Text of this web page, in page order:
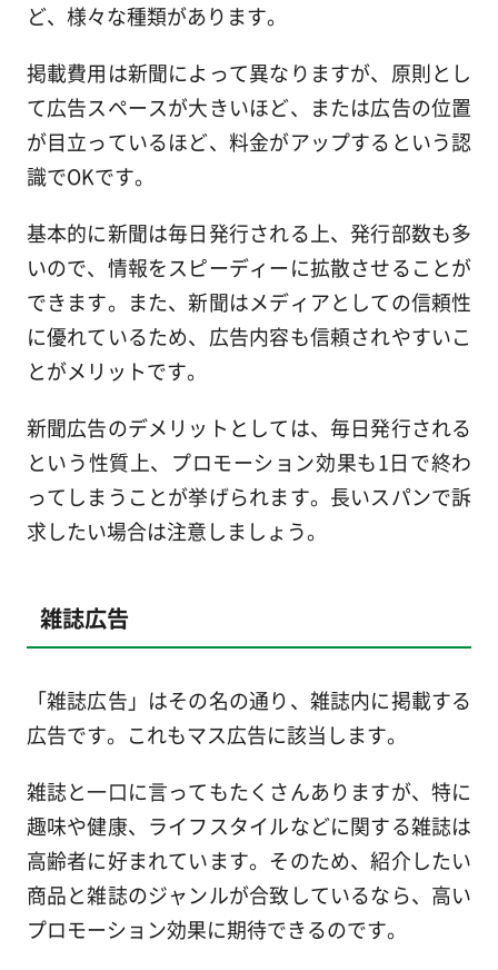
ど、様々な種類があります。
掲載費用は新聞によって異なりますが、原則とし
て広告スペースが大きいほど、または広告の位置
が目立っているほど、料金がアップするという認
識でOKです。
基本的に新聞は毎日発行される上、発行部数も多
いので、情報をスピーディーに拡散させることが
できます。また、新聞はメディアとしての信頼性
に優れているため、広告内容も信頼されやすいこ
とがメリットです。
新聞広告のデメリットとしては、毎日発行される
という性質上、プロモーション効果も1日で終わ
ってしまうことが挙げられます。長いスパンで訴
求したい場合は注意しましょう。
雑誌広告
「雑誌広告」はその名の通り、雑誌内に掲載する
広告です。これもマス広告に該当します。
雑誌と一口に言ってもたくさんありますが、特に
趣味や健康、ライフスタイルなどに関する雑誌は
高齢者に好まれています。そのため、紹介したい
商品と雑誌のジャンルが合致しているなら、高い
プロモーション効果に期待できるのです。